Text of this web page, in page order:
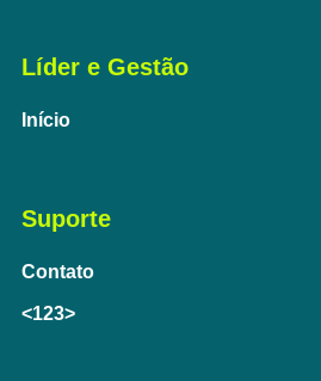
Líder e Gestão
Início
Suporte
Contato
<123>